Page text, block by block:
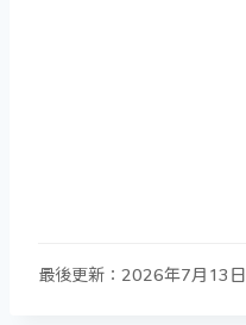
最後更新：2026年7月13日